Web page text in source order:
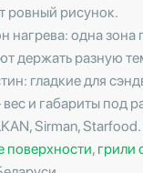
ровный рисунок.
нагрева: одна
держать разную
гладкие для
и габариты под
Sirman,
поверхности, грили